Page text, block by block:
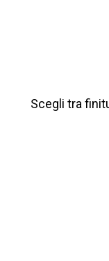
Scegli tra